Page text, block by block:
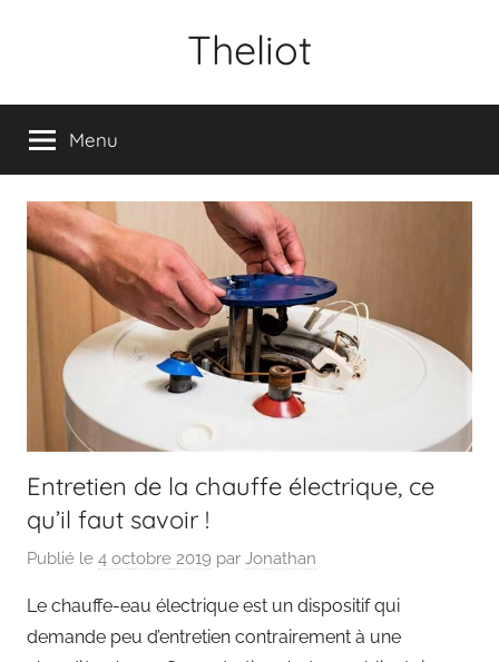
Theliot
Menu
Entretien de la chauffe électrique, ce
qu’il faut savoir !
Publié le 4 octobre 2019 par Jonathan
Le chauffe-eau électrique est un dispositif qui
demande peu d’entretien contrairement à une